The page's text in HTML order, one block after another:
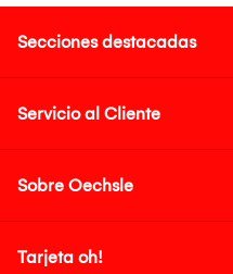
Secciones destacadas
Servicio al Cliente
Sobre Oechsle
Tarjeta oh!